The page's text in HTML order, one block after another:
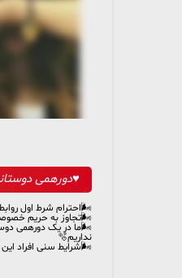
20 members, 3 online
♥️دورهمی
🌬احترام شرط اول روابط
🌬تجاوز به حریم
🌬ما در یک دورهمی
نداریم🫧
🌬شرایط سنی افراد این دورهمی باید